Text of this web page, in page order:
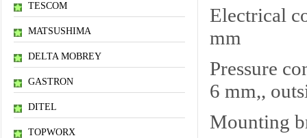
TESCOM
MATSUSHIMA
DELTA MOBREY
GASTRON
DITEL
TOPWORX
Electrical
mm
Pressure
6 mm,,
Mounting